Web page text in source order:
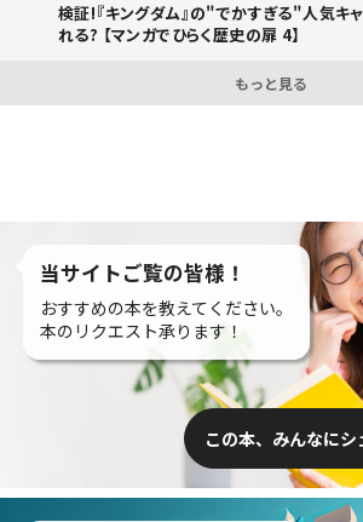
検証!『キングダム』の"でかすぎる"人気キ
れる? 【マンガでひらく歴史の扉 4】
もっと見る
当サイトご覧の皆様！
おすすめの本を教えてください。
本のリクエスト承ります！
この本、みんなに